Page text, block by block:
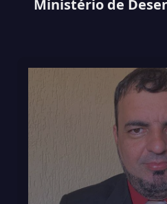
Ministério de